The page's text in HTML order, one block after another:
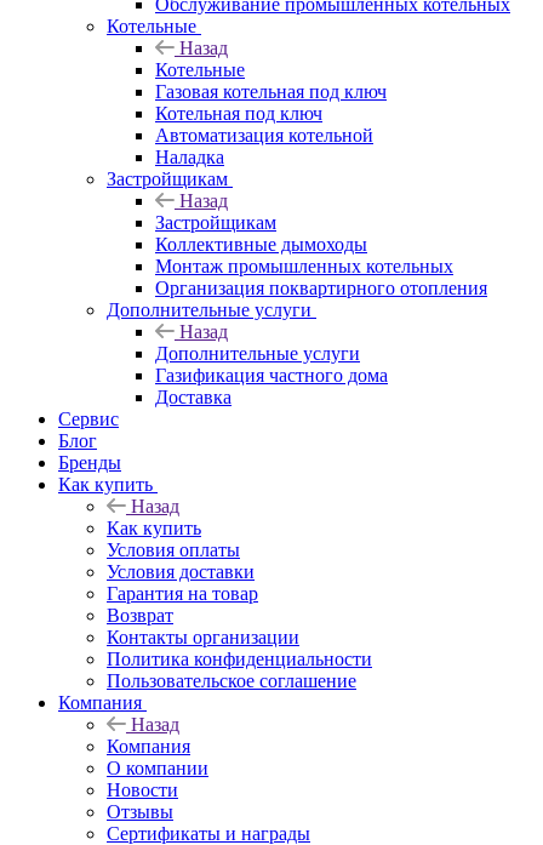
Обслуживание промышленных котельных
Котельные
Назад
Котельные
Газовая котельная под ключ
Котельная под ключ
Автоматизация котельной
Наладка
Застройщикам
Назад
Застройщикам
Коллективные дымоходы
Монтаж промышленных котельных
Организация поквартирного отопления
Дополнительные услуги
Назад
Дополнительные услуги
Газификация частного дома
Доставка
Сервис
Блог
Бренды
Как купить
Назад
Как купить
Условия оплаты
Условия доставки
Гарантия на товар
Возврат
Контакты организации
Политика конфиденциальности
Пользовательское соглашение
Компания
Назад
Компания
О компании
Новости
Отзывы
Сертификаты и награды